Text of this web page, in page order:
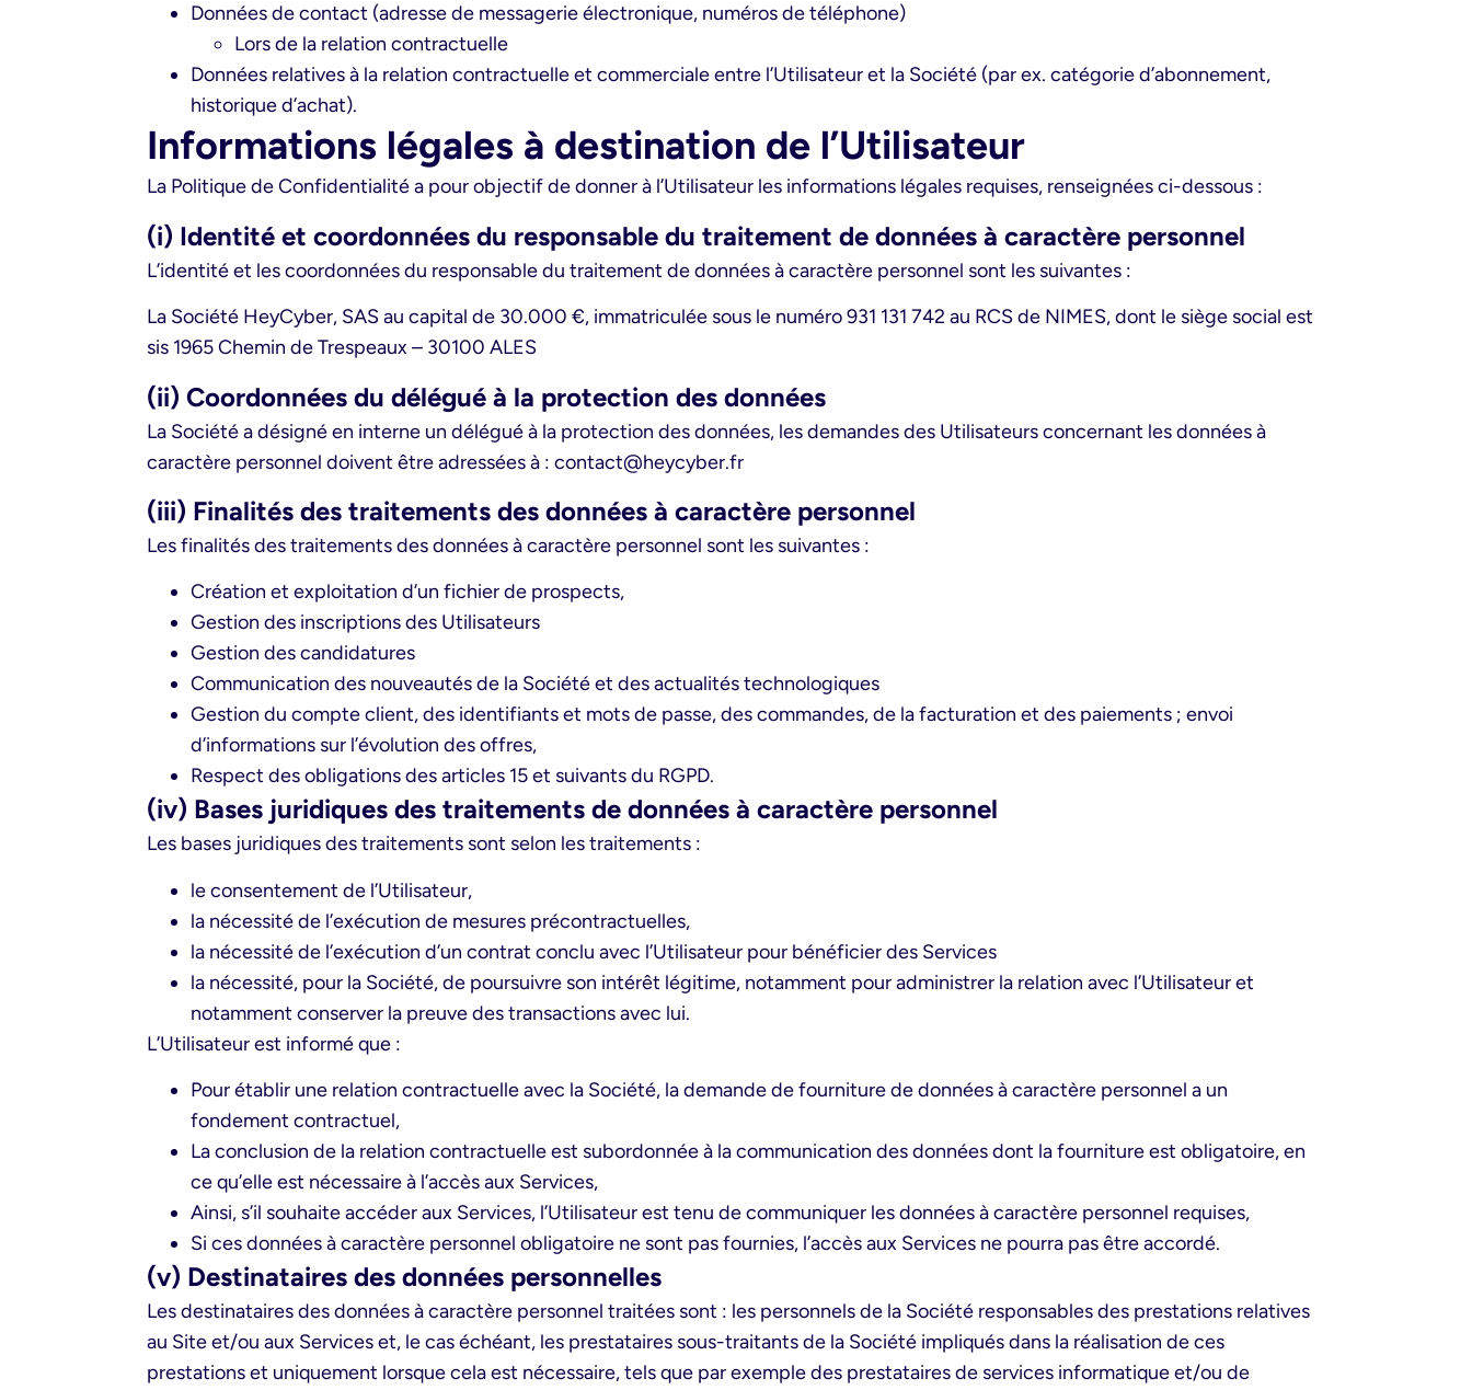
Données de contact (adresse de messagerie électronique, numéros de téléphone)
Lors de la relation contractuelle
Données relatives à la relation contractuelle et commerciale entre l’Utilisateur et la Société (par ex. catégorie d’abonnement,
historique d’achat).
Informations légales à destination de l’Utilisateur
La Politique de Confidentialité a pour objectif de donner à l’Utilisateur les informations légales requises, renseignées ci-dessous :
(i) Identité et coordonnées du responsable du traitement de données à caractère personnel
L’identité et les coordonnées du responsable du traitement de données à caractère personnel sont les suivantes :
La Société HeyCyber, SAS au capital de 30.000 €, immatriculée sous le numéro 931 131 742 au RCS de NIMES, dont le siège social est
sis 1965 Chemin de Trespeaux – 30100 ALES
(ii) Coordonnées du délégué à la protection des données
La Société a désigné en interne un délégué à la protection des données, les demandes des Utilisateurs concernant les données à
caractère personnel doivent être adressées à : contact@heycyber.fr
(iii) Finalités des traitements des données à caractère personnel
Les finalités des traitements des données à caractère personnel sont les suivantes :
Création et exploitation d’un fichier de prospects,
Gestion des inscriptions des Utilisateurs
Gestion des candidatures
Communication des nouveautés de la Société et des actualités technologiques
Gestion du compte client, des identifiants et mots de passe, des commandes, de la facturation et des paiements ; envoi
d’informations sur l’évolution des offres,
Respect des obligations des articles 15 et suivants du RGPD.
(iv) Bases juridiques des traitements de données à caractère personnel
Les bases juridiques des traitements sont selon les traitements :
le consentement de l’Utilisateur,
la nécessité de l’exécution de mesures précontractuelles,
la nécessité de l’exécution d’un contrat conclu avec l’Utilisateur pour bénéficier des Services
la nécessité, pour la Société, de poursuivre son intérêt légitime, notamment pour administrer la relation avec l’Utilisateur et
notamment conserver la preuve des transactions avec lui.
L’Utilisateur est informé que :
Pour établir une relation contractuelle avec la Société, la demande de fourniture de données à caractère personnel a un
fondement contractuel,
La conclusion de la relation contractuelle est subordonnée à la communication des données dont la fourniture est obligatoire, en
ce qu’elle est nécessaire à l’accès aux Services,
Ainsi, s’il souhaite accéder aux Services, l’Utilisateur est tenu de communiquer les données à caractère personnel requises,
Si ces données à caractère personnel obligatoire ne sont pas fournies, l’accès aux Services ne pourra pas être accordé.
(v) Destinataires des données personnelles
Les destinataires des données à caractère personnel traitées sont : les personnels de la Société responsables des prestations relatives
au Site et/ou aux Services et, le cas échéant, les prestataires sous-traitants de la Société impliqués dans la réalisation de ces
prestations et uniquement lorsque cela est nécessaire, tels que par exemple des prestataires de services informatique et/ou de